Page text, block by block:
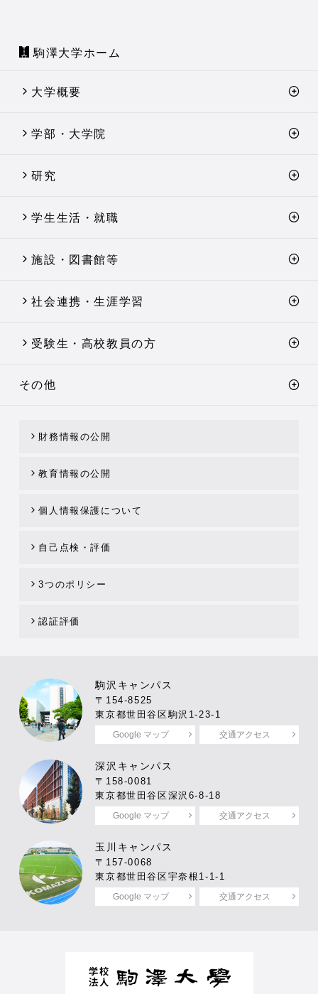
駒澤大学ホーム
大学概要
学部・大学院
研究
学生生活・就職
施設・図書館等
社会連携・生涯学習
受験生・高校教員の方
その他
財務情報の公開
教育情報の公開
個人情報保護について
自己点検・評価
3つのポリシー
認証評価
駒沢キャンパス
〒154-8525
東京都世田谷区駒沢1-23-1
Google マップ 交通アクセス
深沢キャンパス
〒158-0081
東京都世田谷区深沢6-8-18
Google マップ 交通アクセス
玉川キャンパス
〒157-0068
東京都世田谷区宇奈根1-1-1
Google マップ 交通アクセス